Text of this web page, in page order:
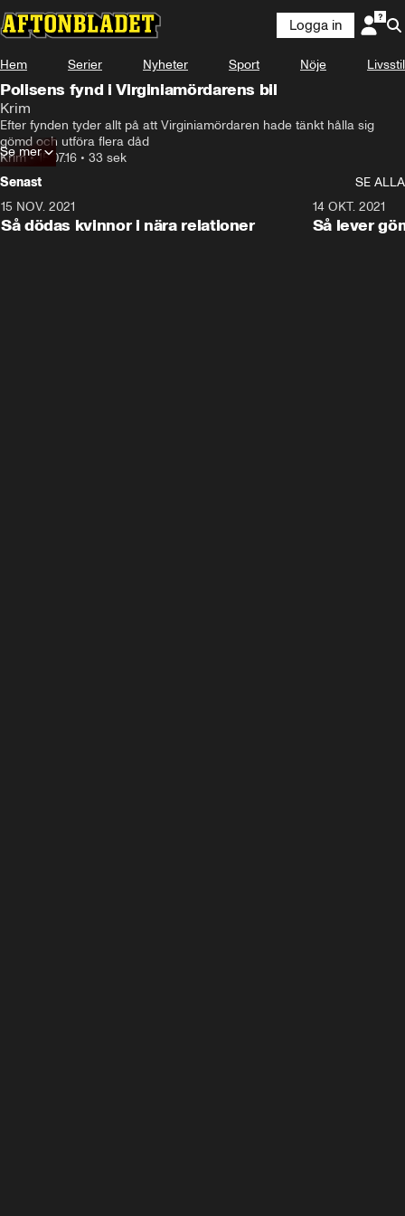
Logga in
Hem Serier Nyheter Sport Nöje Livsstil
Polisens fynd i Virginiamördarens bil
Krim
Efter fynden tyder allt på att Virginiamördaren hade tänkt hålla sig
gömd och utföra flera dåd
Krim•15.07.16 • 33 sek
Se mer
Senast
SE ALLA
15 NOV. 2021
Så dödas kvinnor i nära relationer
14 OKT. 2021
Så lever